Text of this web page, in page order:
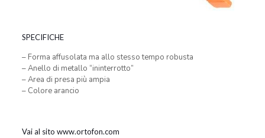
SPECIFICHE
– Forma affusolata ma allo stesso tempo robusta
– Anello di metallo “ininterrotto”
– Area di presa più ampia
– Colore arancio
Vai al sito www.ortofon.com